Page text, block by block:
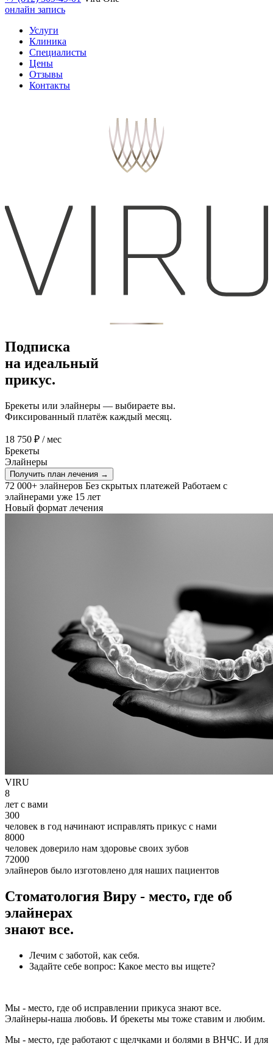
онлайн запись
Услуги
Клиника
Специалисты
Цены
Отзывы
Контакты
Подписка
на идеальный
прикус.
Брекеты или элайнеры — выбираете вы.
Фиксированный платёж каждый месяц.
18 750 ₽ / мес
Брекеты
Элайнеры
Получить план лечения →
72 000+ элайнеров Без скрытых платежей Работаем с
элайнерами уже 15 лет
Новый формат лечения
VIRU
8
лет с вами
300
человек в год начинают исправлять прикус с нами
8000
человек доверило нам здоровье своих зубов
72000
элайнеров было изготовлено для наших пациентов
Стоматология Виру - место, где об
элайнерах
знают все.
Лечим с заботой, как себя.
Задайте себе вопрос: Какое место вы ищете?
Мы - место, где об исправлении прикуса знают все.
Элайнеры-наша любовь. И брекеты мы тоже ставим и любим.
Мы - место, где работают с щелчками и болями в ВНЧС. И для